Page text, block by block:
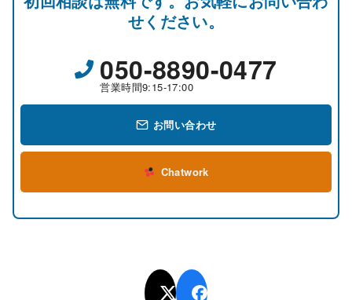
せください。
050-8890-0477
営業時間9:15-17:00
お問い合わせ
Chatwork